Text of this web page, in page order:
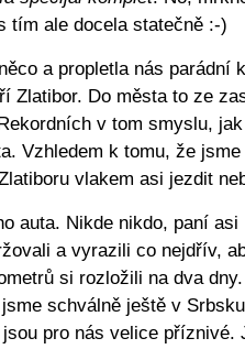
tím ale docela statečně :-)
a propletla nás parádní
Zlatibor. Do města to ze
v tom smyslu,
Vzhledem k tomu, že jsme
vlakem asi jezdit
auta. Nikde nikdo, paní asi
a vyrazili co nejdřív,
si rozložili na dva
schválně ještě v
pro nás velice příznivé.